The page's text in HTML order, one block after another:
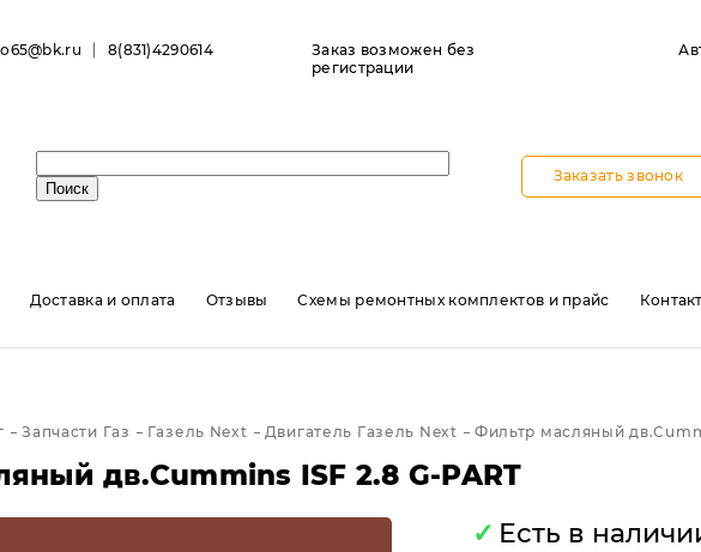
8(831)4290614
Заказ возможен без
регистрации
Заказать звонок
Доставка и оплата Отзывы Схемы ремонтных комплектов и прайс
Запчасти Газ Газель Next Двигатель Газель Next Фильтр масляный
дв.Cummins ISF 2.8 G-PART
✓ Есть в